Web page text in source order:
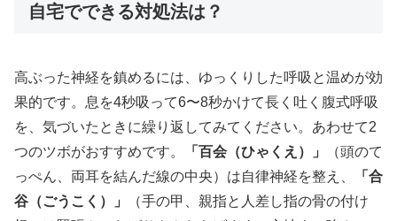
自宅でできる対処法は？
高ぶった神経を鎮めるには、ゆっくりした呼吸と温めが効
果的です。息を4秒吸って6〜8秒かけて長く吐く腹式呼吸
を、気づいたときに繰り返してみてください。あわせて2
つのツボがおすすめです。
「百会（ひゃくえ）」
（頭のて
っぺん、両耳を結んだ線の中央）は自律神経を整え、
「合
谷（ごうこく）」
（手の甲、親指と人差し指の骨の付け